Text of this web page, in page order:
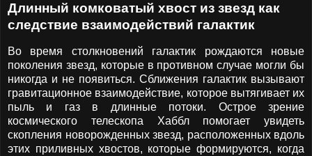
Длинный комковатый хвост из звезд как
следствие взаимодействий галактик
Во время столкновений галактик рождаются новые
поколения звезд, которые в противном случае могли бы
никогда и не появиться. Сближения галактик вызывают
гравитационное взаимодействие, которое вытягивает их
пыль и газ в длинные потоки. Острое зрение
космического телескопа Хаббл помогает увидеть
скопления новорожденных звезд, расположенных вдоль
этих приливных хвостов, которые формируются, когда